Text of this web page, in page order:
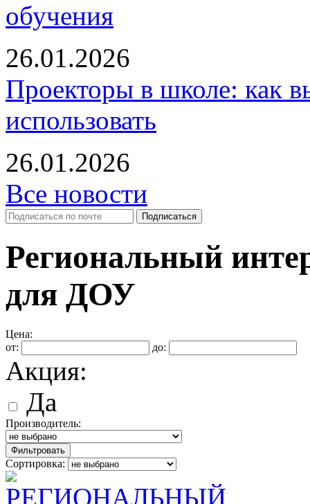
обучения
26.01.2026
Проекторы в школе: как
использовать
26.01.2026
Все новости
Региональный
для ДОУ
Цена:
от:
до:
Акция:
Да
Производитель:
Фильтровать
Сортировка: